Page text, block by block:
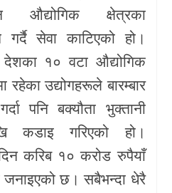
औद्योगिक क्षेत्रका
गर्दै सेवा काटिएको हो।
१० वटा औद्योगिक
रहेका उद्योगहरूले बारम्बार
पनि बक्यौता भुक्तानी
कडाइ गरिएको हो।
करिब १० करोड रुपैयाँ
छ। सबैभन्दा धेरै